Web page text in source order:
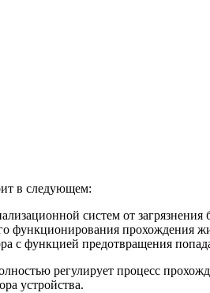
в следующем:
систем от
функционирования прохождения
с функцией предотвращения
регулирует процесс
устройства.